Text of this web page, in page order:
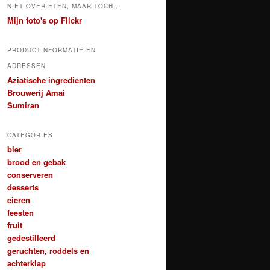
NIET OVER ETEN, MAAR TOCH...
Mijn foto's op Flickr
PRODUCTINFORMATIE EN
ADRESSEN
Aziatische ingredienten
Brouwerij Amai
Sumiran
CATEGORIES
bier
brood en gebak
conserveren
desserts
eieren
feesten
fruit
gedestilleerd
geruchten, roddels en
achterklap